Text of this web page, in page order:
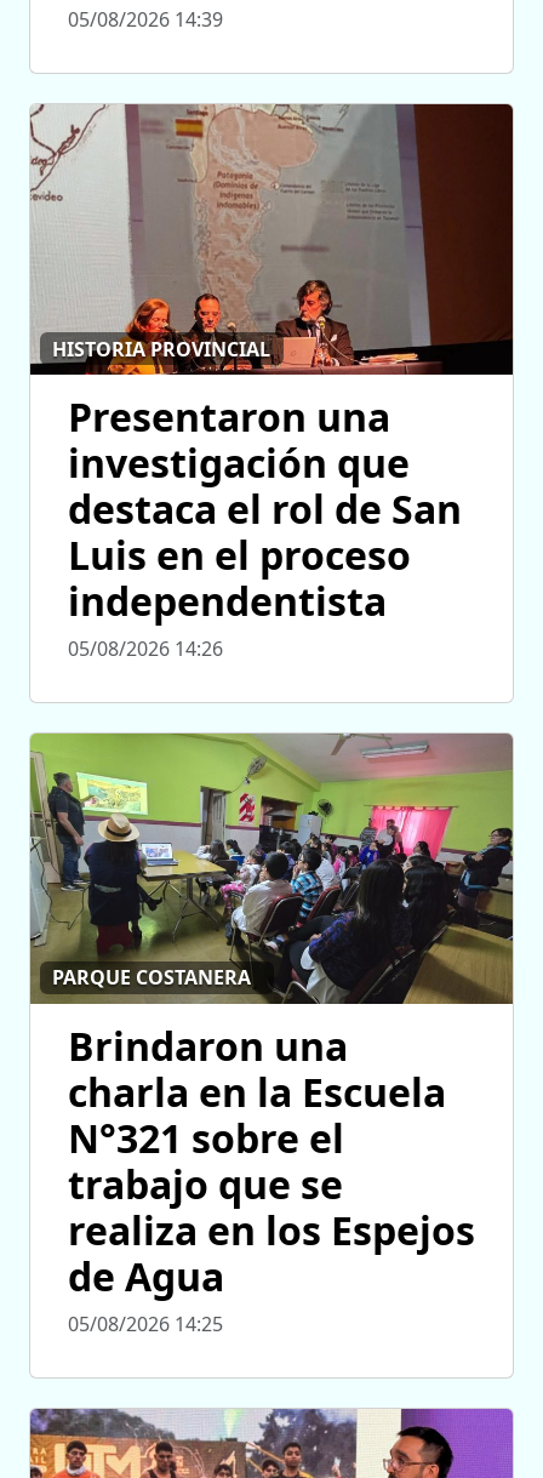
05/08/2026 14:39
HISTORIA PROVINCIAL
Presentaron una
investigación que
destaca el rol de San
Luis en el proceso
independentista
05/08/2026 14:26
PARQUE COSTANERA
Brindaron una
charla en la Escuela
N°321 sobre el
trabajo que se
realiza en los Espejos
de Agua
05/08/2026 14:25